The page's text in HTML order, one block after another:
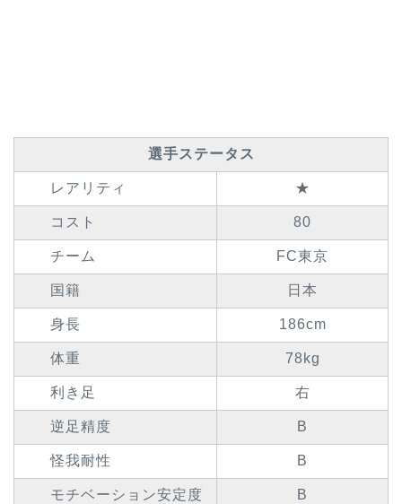
選手ステータス
レアリティ ★
コスト 80
チーム FC東京
国籍 日本
身長 186cm
体重 78kg
利き足 右
逆足精度 B
怪我耐性 B
モチベーション安定度 B